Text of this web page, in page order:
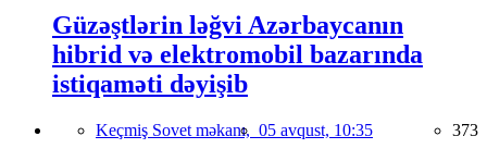
Güzəştlərin ləğvi Azərbaycanın
hibrid və elektromobil bazarında
istiqaməti dəyişib
Keçmiş Sovet məkanı, 05 avqust, 10:35 373